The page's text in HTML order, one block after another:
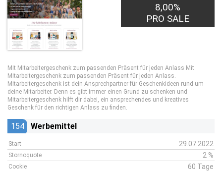
8,00%
PRO SALE
Mit Mitarbeitergeschenk zum passenden Präsent für jeden Anlass Mit
Mitarbeitergeschenk zum passenden Präsent für jeden Anlass.
Mitarbeitergeschenk ist dein Ansprechpartner für Geschenkideen rund um
deine Mitarbeiter. Denn es gibt immer einen Grund zu schenken und
Mitarbeitergeschenk hilft dir dabei, ein ansprechendes und kreatives
Geschenk für den richtigen Anlass zu finden.
154 Werbemittel
Start 29.07.2022
Stornoquote 2 %
Cookie 60 Tage